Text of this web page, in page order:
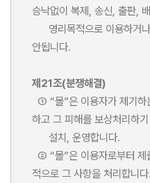
승낙없이 복제, 송신, 출판,
영리목적으로 이용하거
안됩니다.
제21조(분쟁해결)
① “몰”은 이용자가 제기하
하고 그 피해를 보상처리하
설치, 운영합니다.
② “몰”은 이용자로부터 제
적으로 그 사항을 처리합니